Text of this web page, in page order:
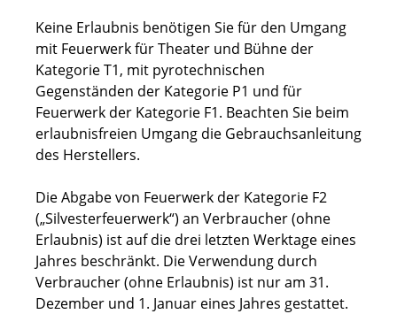
Keine Erlaubnis benötigen Sie für den Umgang
mit Feuerwerk für Theater und Bühne der
Kategorie T1, mit pyrotechnischen
Gegenständen der Kategorie P1 und für
Feuerwerk der Kategorie F1. Beachten Sie beim
erlaubnisfreien Umgang die Gebrauchsanleitung
des Herstellers.
Die Abgabe von Feuerwerk der Kategorie F2
(„Silvesterfeuerwerk“) an Verbraucher (ohne
Erlaubnis) ist auf die drei letzten Werktage eines
Jahres beschränkt. Die Verwendung durch
Verbraucher (ohne Erlaubnis) ist nur am 31.
Dezember und 1. Januar eines Jahres gestattet.